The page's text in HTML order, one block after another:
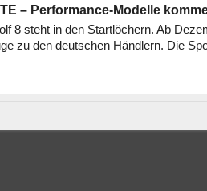
– Performance-Modelle
8 steht in den Startlöchern. Ab
zu den deutschen Händlern. Die